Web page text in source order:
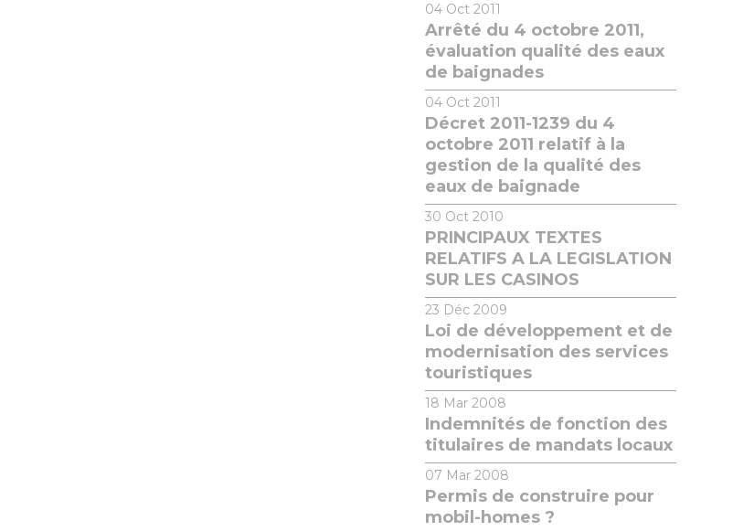
04 Oct 2011
Arrêté du 4 octobre 2011,
évaluation qualité des eaux
de baignades
04 Oct 2011
Décret 2011-1239 du 4
octobre 2011 relatif à la
gestion de la qualité des
eaux de baignade
30 Oct 2010
PRINCIPAUX TEXTES
RELATIFS A LA LEGISLATION
SUR LES CASINOS
23 Déc 2009
Loi de développement et de
modernisation des services
touristiques
18 Mar 2008
Indemnités de fonction des
titulaires de mandats locaux
07 Mar 2008
Permis de construire pour
mobil-homes ?